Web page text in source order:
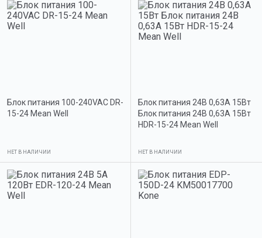
Блок питания 100-240VAC DR-
15-24 Mean Well
НЕТ В НАЛИЧИИ
Блок питания 24В 0,63А 15Вт
Блок питания 24В 0,63А 15Вт
HDR-15-24 Mean Well
НЕТ В НАЛИЧИИ